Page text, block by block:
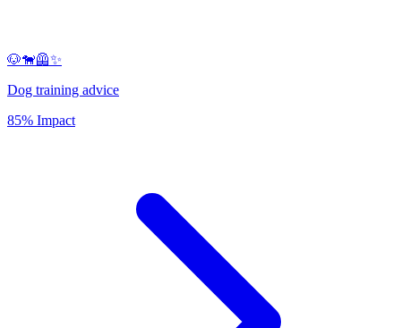
🐶🐕‍🦺✨
Dog training advice
85% Impact